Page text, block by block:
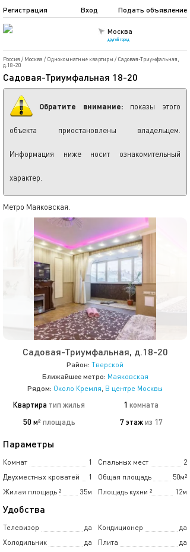
Москва
другой город
Подать объявление
Регистрация Вход
Россия / Москва / Однокомнатные квартиры / Садовая-Триумфальная,
д.18-20
Садовая-Триумфальная 18-20
Обратите внимание: показы этого
объекта приостановлены владельцем.
Информация ниже носит ознакомительный
характер.
Метро Маяковская.
Садовая-Триумфальная, д.18-20
Район: Тверской
Ближайшее метро: Маяковская
Рядом: Около Кремля, В центре Москвы
Квартира тип жилья 1 комната
50 м² площадь 7 этаж из 17
Параметры
Комнат 1 Спальных мест
2
Двухместных кроватей
1 Общая площадь
50м²
Жилая площадь
35м
² Площадь кухни 12м
²
Удобства
Телевизор да Кондиционер
да
Холодильник
да Плита
да